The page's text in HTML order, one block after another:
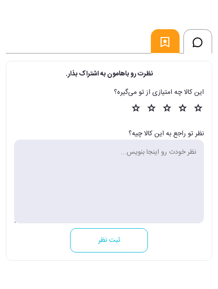
نظرت رو باهامون به اشتراک بذار.
این کالا چه امتیازی از تو می‌گیره؟
نظر تو راجع به این کالا چیه؟
ثبت نظر